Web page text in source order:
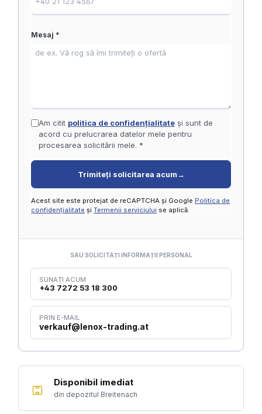
Mesaj *
Am citit politica de confidențialitateși sunt de
acord cu prelucrarea datelor mele pentru
procesarea solicitării mele. *
Trimiteți solicitarea acum →
Acest site este protejat de reCAPTCHA și Google Politica de
confidențialitate și Termenii serviciului se aplică.
SAU SOLICITAȚI INFORMAȚII PERSONAL
SUNAȚI ACUM
+43 7272 53 18 300
PRIN E-MAIL
verkauf@lenox-trading.at
Disponibil imediat
din depozitul Breitenach